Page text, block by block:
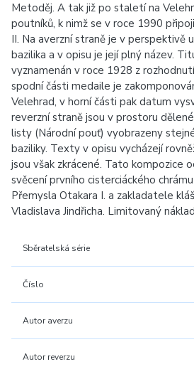
Metoděj. A tak již po staletí na
poutníků, k nimž se v roce 1990
II. Na averzní straně je v perspektivě
bazilika a v opisu je její plný název.
vyznamenán v roce 1928 z
spodní části medaile je
Velehrad, v horní části pak datum
reverzní straně jsou v prostoru
listy (Národní pouť) vyobrazeny
baziliky. Texty v opisu vycházejí
jsou však zkrácené. Tato kompozice
svěcení prvního cisterciáckého
Přemysla Otakara I. a zakladatele
Vladislava Jindřicha. Limitovaný
Sběratelská série
Číslo
Autor averzu
Autor reverzu